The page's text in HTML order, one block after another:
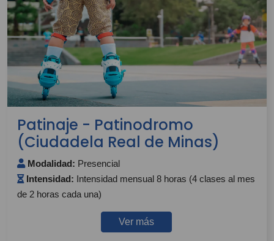
Patinaje - Patinodromo
(Ciudadela Real de Minas)
Modalidad: Presencial
Intensidad: Intensidad mensual 8 horas (4 clases al mes
de 2 horas cada una)
Ver más